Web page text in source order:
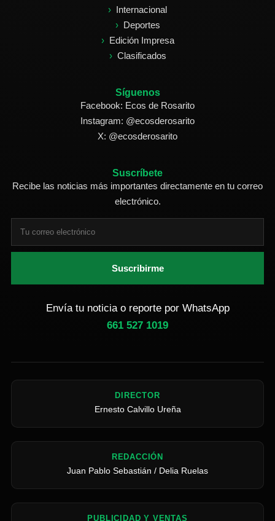
Internacional
Deportes
Edición Impresa
Clasificados
Síguenos
Facebook: Ecos de Rosarito
Instagram: @ecosderosarito
X: @ecosderosarito
Suscríbete
Recibe las noticias más importantes directamente en tu correo
electrónico.
Suscribirme
Envía tu noticia o reporte por WhatsApp
661 527 1019
DIRECTOR
Ernesto Calvillo Ureña
REDACCIÓN
Juan Pablo Sebastián / Delia Ruelas
PUBLICIDAD Y VENTAS